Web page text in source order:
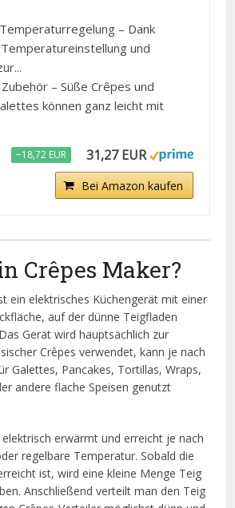
– Dank
und
– Süße Crêpes und
können ganz leicht mit
−18,72 EUR 31,27 EUR
Bei Amazon kaufen
Crêpes Maker?
ein elektrisches Küchengerät mit einer
auf der dünne Teigfladen
Gerät wird hauptsächlich zur
Crêpes verwendet, kann je nach
Galettes, Pancakes, Tortillas, Wraps,
andere flache Speisen genutzt
erwärmt und erreicht je nach
regelbare Temperatur. Sobald die
ist, wird eine kleine Menge Teig
Anschließend verteilt man den Teig